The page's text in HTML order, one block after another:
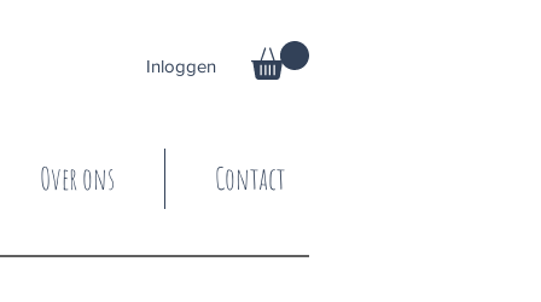
Inloggen
Over ons Contact